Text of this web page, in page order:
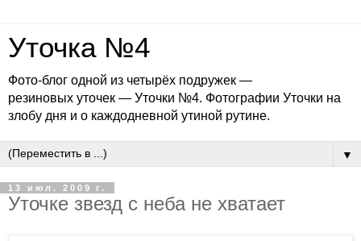
Уточка №4
Фото-блог одной из четырёх подружек —
резиновых уточек — Уточки №4. Фотографии Уточки на
злобу дня и о каждодневной утиной рутине.
▼
13 июл. 2009 г.
Уточке звезд с неба не хватает